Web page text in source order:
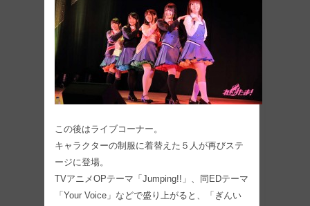
この後はライブコーナー。
キャラクターの制服に着替えた５人が再びステ
ージに登場。
TVアニメOPテーマ「Jumping!!」、同EDテーマ
「Your Voice」などで盛り上がると、「ぎんい